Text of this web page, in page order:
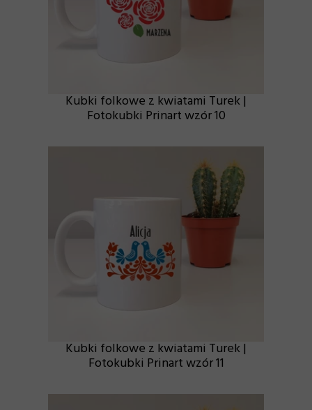
Kubki folkowe z kwiatami Turek |
Fotokubki Prinart wzór 10
Kubki folkowe z kwiatami Turek |
Fotokubki Prinart wzór 11